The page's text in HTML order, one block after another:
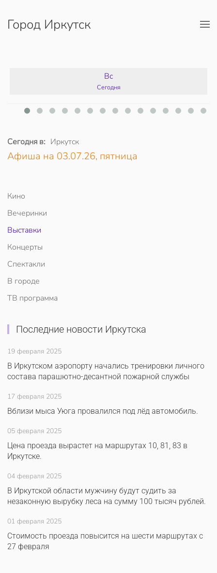
Перейти к содержимому
Город Иркутск
Вс
Сегодня
Сегодня в: Иркутск
Афиша на 03.07.26, пятница
Кино
Вечеринки
Выставки
Концерты
Спектакли
В городе
ТВ программа
Последние новости Иркутска
19 февраля 2025
В Иркутском аэропорту начались тренировки личного
состава парашютно-десантной пожарной службы
17 февраля 2025
Вблизи мыса Уюга провалился под лёд автомобиль.
05 февраля 2025
Цена проезда вырастет на маршрутах 10, 81, 83 в
Иркутске.
04 февраля 2025
В Иркутской области мужчину будут судить за
незаконную вырубку леса на сумму 100 тысяч рублей.
01 февраля 2025
Стоимость проезда повысится на шести маршрутах с
27 февраля